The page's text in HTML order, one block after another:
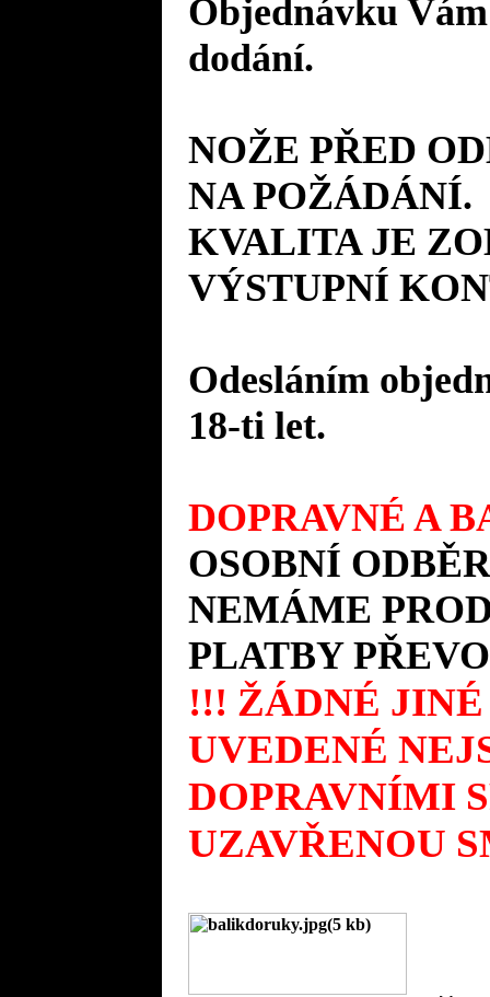
Objednávku
dodání.
NOŽE PŘED
NA POŽÁDÁNÍ.
KVALITA JE
VÝSTUPNÍ
Odesláním
18-ti let.
DOPRAVNÉ A
OSOBNÍ
NEMÁME
PLATBY
!!! ŽÁDNÉ JINÉ
UVEDENÉ
DOPRAVNÍMI
UZAVŘENOU